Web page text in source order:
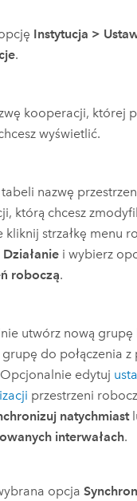
Instytucja >
.
kooperacji, której
wyświetlić.
nazwę
którą chcesz
kliknij strzałkę menu
Działaniei wybierz
roboczą.
utwórz nową grupę
do połączenia z
edytuj
przestrzeni
natychmiast
interwałach.
opcja